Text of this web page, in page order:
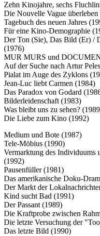
Zehn Kinojahre, sechs
Die Nouvelle Vague überleben
Tagebuch des neuen Jahres
Für eine Kino-Demographie
Der Ton (Sie), Das Bild (Er) /
(1976)
MUR MURS und
Auf der Suche nach Artur
Pialat im Auge des Zyklons
Jean-Luc liebt Carmen (1984)
Das Paradox von Godard
Bilderleidenschaft (1983)
Was bleibt uns zu sehen?
Die Liebe zum Kino (1992)
Medium und Bote (1987)
Tele-Möbius (1990)
Vermarktung des Individuums
(1992)
Pausenfüller (1981)
Das amerikanische Doku-
Der Markt der
Kind sucht Bad (1991)
Der Passant (1989)
Die Kraftprobe zwischen
Die letzte Versuchung der
Das letzte Bild (1990)